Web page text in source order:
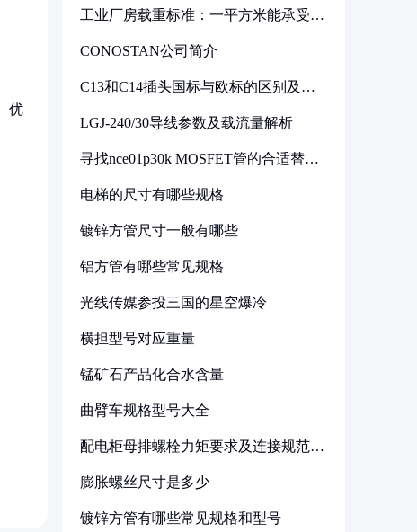
优
工业厂房载重标准：一平方米能承受多
CONOSTAN公司简介
C13和C14插头国标与欧标的区别及其
LGJ-240/30导线参数及载流量解析
寻找nce01p30k MOSFET管的合适替代
电梯的尺寸有哪些规格
镀锌方管尺寸一般有哪些
铝方管有哪些常见规格
光线传媒参投三国的星空爆冷
横担型号对应重量
锰矿石产品化合水含量
曲臂车规格型号大全
配电柜母排螺栓力矩要求及连接规范详
膨胀螺丝尺寸是多少
镀锌方管有哪些常见规格和型号